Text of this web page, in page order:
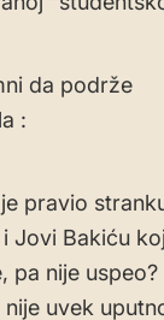
da podrže
:
pravio
Jovi Bakiću
pa nije uspeo?
uvek